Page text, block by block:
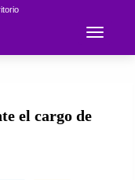
Toggle
el cargo de